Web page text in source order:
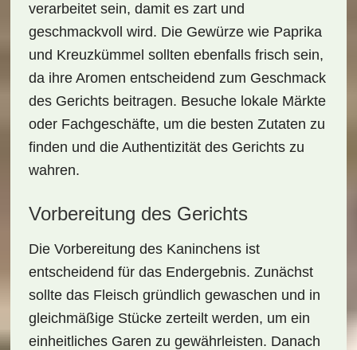
verarbeitet sein, damit es zart und
geschmackvoll wird. Die Gewürze wie Paprika
und Kreuzkümmel sollten ebenfalls frisch sein,
da ihre Aromen entscheidend zum Geschmack
des Gerichts beitragen. Besuche lokale Märkte
oder Fachgeschäfte, um die besten Zutaten zu
finden und die Authentizität des Gerichts zu
wahren.
Vorbereitung des Gerichts
Die Vorbereitung des Kaninchens ist
entscheidend für das Endergebnis. Zunächst
sollte das Fleisch gründlich gewaschen und in
gleichmäßige Stücke zerteilt werden, um ein
einheitliches Garen zu gewährleisten. Danach